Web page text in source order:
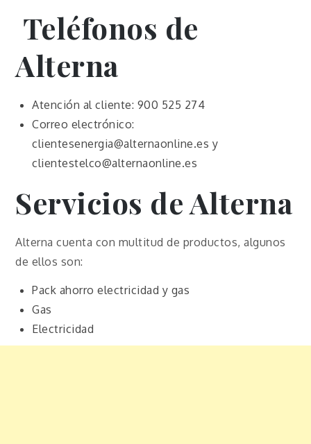
Teléfonos de
Alterna
Atención al cliente: 900 525 274
Correo electrónico:
clientesenergia@alternaonline.es y
clientestelco@alternaonline.es
Servicios de Alterna
Alterna cuenta con multitud de productos, algunos
de ellos son:
Pack ahorro electricidad y gas
Gas
Electricidad